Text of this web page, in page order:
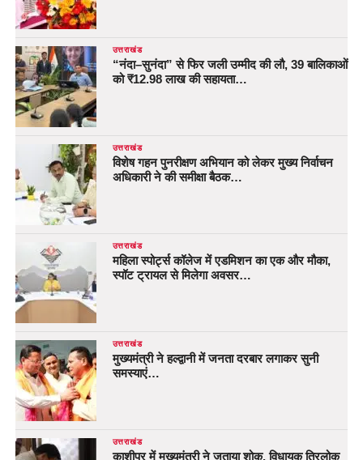
उत्तराखंड
“नंदा–सुनंदा” से फिर जली उम्मीद की लौ, 39 बालिकाओं
को ₹12.98 लाख की सहायता…
उत्तराखंड
विशेष गहन पुनरीक्षण अभियान को लेकर मुख्य निर्वाचन
अधिकारी ने की समीक्षा बैठक…
उत्तराखंड
महिला स्पोर्ट्स कॉलेज में एडमिशन का एक और मौका,
स्पॉट ट्रायल से मिलेगा अवसर…
उत्तराखंड
मुख्यमंत्री ने हल्द्वानी में जनता दरबार लगाकर सुनी
समस्याएं…
उत्तराखंड
काशीपुर में मुख्यमंत्री ने जताया शोक, विधायक त्रिलोक